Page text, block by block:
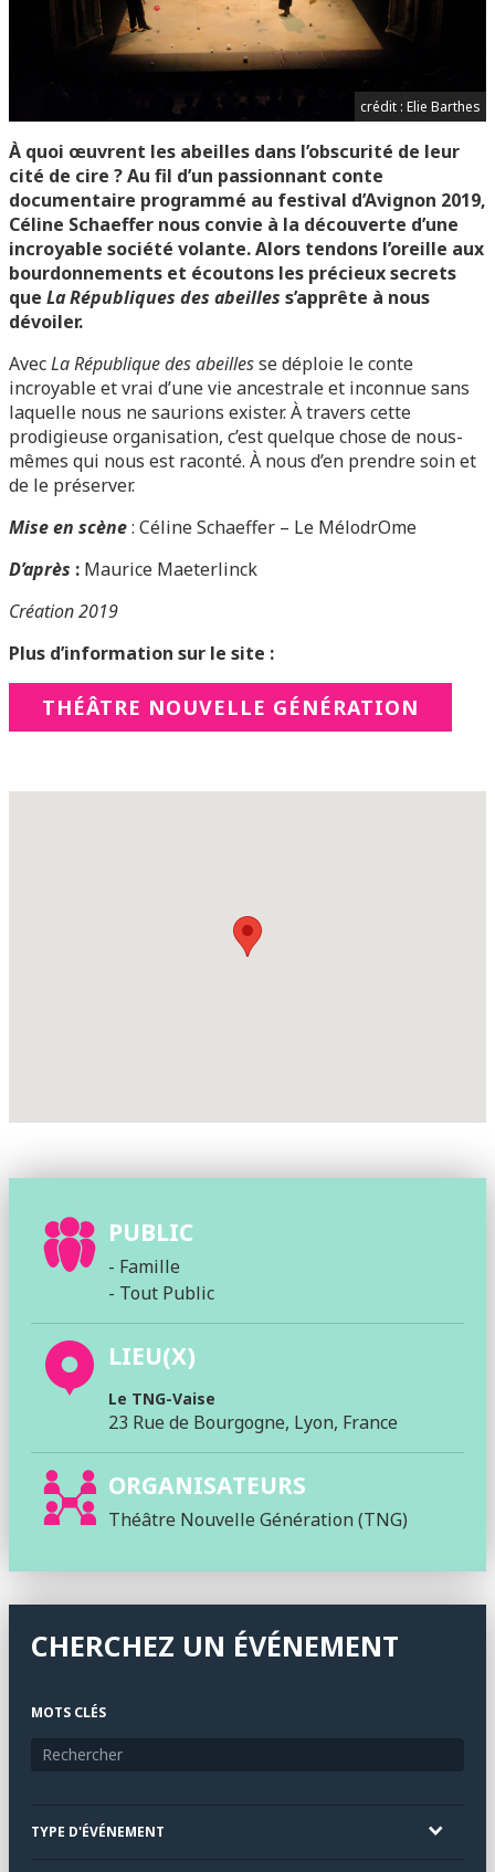
crédit : Elie Barthes
À quoi œuvrent les abeilles dans l’obscurité de leur
cité de cire ? Au fil d’un passionnant conte
documentaire programmé au festival d’Avignon 2019,
Céline Schaeffer nous convie à la découverte d’une
incroyable société volante. Alors tendons l’oreille aux
bourdonnements et écoutons les précieux secrets
que La Républiques des abeilles s’apprête à nous
dévoiler.
AvecLa République des abeillesse déploie le conte
incroyable et vrai d’une vie ancestrale et inconnue sans
laquelle nous ne saurions exister. À travers cette
prodigieuse organisation, c’est quelque chose de nous-
mêmes qui nous est raconté. À nous d’en prendre soin et
de le préserver.
Mise en scène: Céline Schaeffer – Le MélodrOme
D’après : Maurice Maeterlinck
Création 2019
Plus d’information sur le site :
THÉÂTRE NOUVELLE GÉNÉRATION
PUBLIC
- Famille
- Tout Public
LIEU(X)
Le TNG-Vaise
23 Rue de Bourgogne, Lyon, France
ORGANISATEURS
Théâtre Nouvelle Génération (TNG)
CHERCHEZ UN ÉVÉNEMENT
MOTS CLÉS
TYPE D'ÉVÉNEMENT